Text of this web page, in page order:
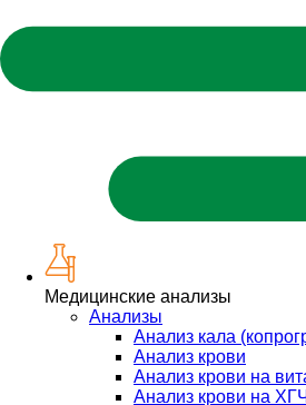
Медицинские анализы
Анализы
Анализ кала
Анализ крови
Анализ крови на
Анализ крови на ХГЧ